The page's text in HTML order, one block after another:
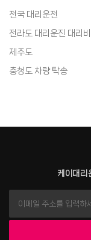
전국 대리운전
전라도 대리운진 대리비
제주도
충청도 차량 탁송
케이대리